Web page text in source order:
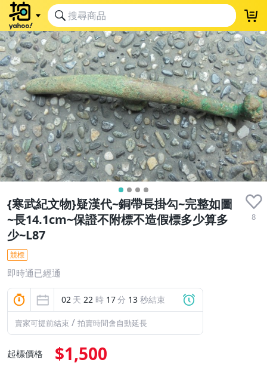
{寒武紀文物}疑漢代~銅帶長掛勾~完整如圖
~長14.1cm~保證不附標不造假標多少算多
少~L87
8
競標
即時通已經通
02 天 22 時 17分 12 秒結束
賣家可提前結束 / 拍賣時間會自動延長
起標價格 $1,500